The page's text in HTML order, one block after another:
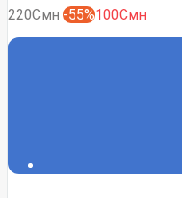
220Смн -55%100Смн